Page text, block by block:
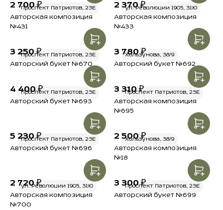
Проспект Патриотов, 23Е
Авторская композиция
№431
2 700 ₽ ул. Революции 1905, 31Ю
Авторская композиция
№433
2 370 ₽
Проспект Патриотов, 23Е
Авторский букет №670
3 250 ₽ Хользунова, 38/9
Авторский букет №692
3 780 ₽
Проспект Патриотов, 23Е
Авторский букет №693
4 400 ₽ Проспект Патриотов, 23Е
Авторская композиция
№695
3 310 ₽
Проспект Патриотов, 23Е
Авторский букет №696
5 230 ₽ Хользунова, 38/9
Авторская композиция
№18
2 500 ₽
ул. Революции 1905, 31Ю
Авторская композиция
№700
2 720 ₽ Проспект Патриотов, 23Е
Авторский букет №699
3 300 ₽